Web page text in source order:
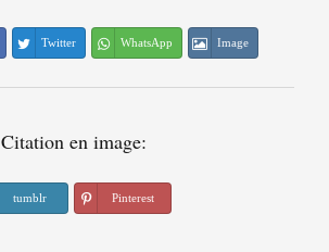
Twitter WhatsApp Image
Citation en image:
tumblr Pinterest